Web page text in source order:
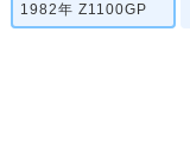
1982年 Z1100GP